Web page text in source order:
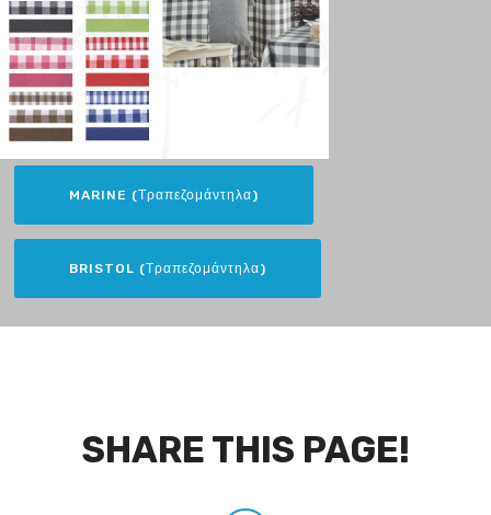
MARINE (Τραπεζομάντηλα)
BRISTOL (Τραπεζομάντηλα)
SHARE THIS PAGE!